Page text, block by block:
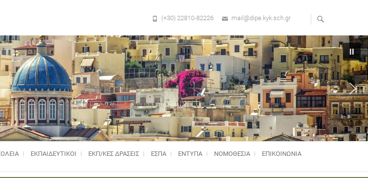
(+30) 22810-82226 mail@dipe.kyk.sch.gr
ΕΚΠΑΙΔΕΥΤΙΚΟΙ ΕΚΠ/ΚΕΣ ΔΡΑΣΕΙΣ ΕΣΠΑ ΕΝΤΥΠΑ ΝΟΜΟΘΕΣΊΑ ΕΠΙΚΟΙΝΩΝΙΑ